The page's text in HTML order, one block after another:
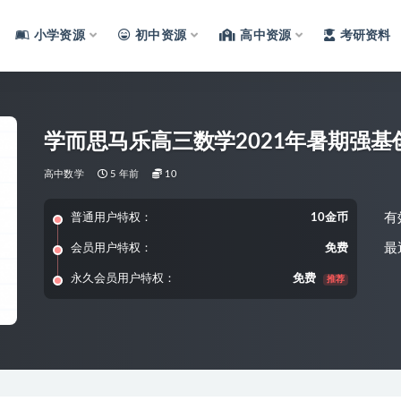
小学资源 初中资源 高中资源 考研资料
学而思马乐高三数学2021年暑期强基
高中数学 5 年前 10
普通用户特权： 10金币
会员用户特权： 免费
永久会员用户特权： 免费 推荐
有
最